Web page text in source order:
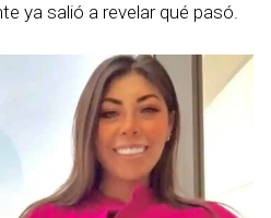
ya salió a revelar qué pasó.